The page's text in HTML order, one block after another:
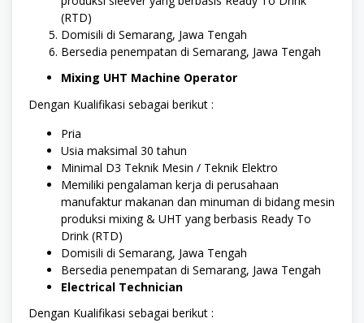
(RTD)
Domisili di Semarang, Jawa Tengah
Bersedia penempatan di Semarang, Jawa Tengah
Mixing UHT Machine Operator
Dengan Kualifikasi sebagai berikut :
Pria
Usia maksimal 30 tahun
Minimal D3 Teknik Mesin / Teknik Elektro
Memiliki pengalaman kerja di perusahaan
manufaktur makanan dan minuman di bidang mesin
produksi mixing & UHT yang berbasis Ready To
Drink (RTD)
Domisili di Semarang, Jawa Tengah
Bersedia penempatan di Semarang, Jawa Tengah
Electrical Technician
Dengan Kualifikasi sebagai berikut :